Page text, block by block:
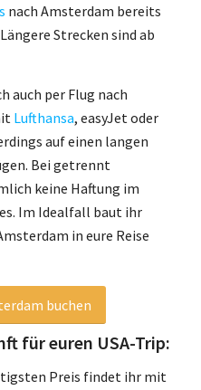
nach Amsterdam bereits
Strecken sind ab
per Flug nach
Lufthansa, easyJet oder
auf einen langen
Bei getrennt
keine Haftung im
Im Idealfall baut ihr
in eure Reise
buchen
für euren USA-Trip:
Preis findet ihr mit